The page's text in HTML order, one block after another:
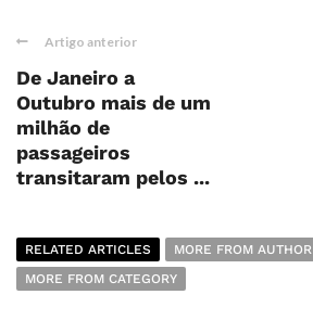
Artigo anterior
De Janeiro a
Outubro mais de um
milhão de
passageiros
transitaram pelos ...
RELATED ARTICLES
MORE FROM AUTHOR
MORE FROM CATEGORY